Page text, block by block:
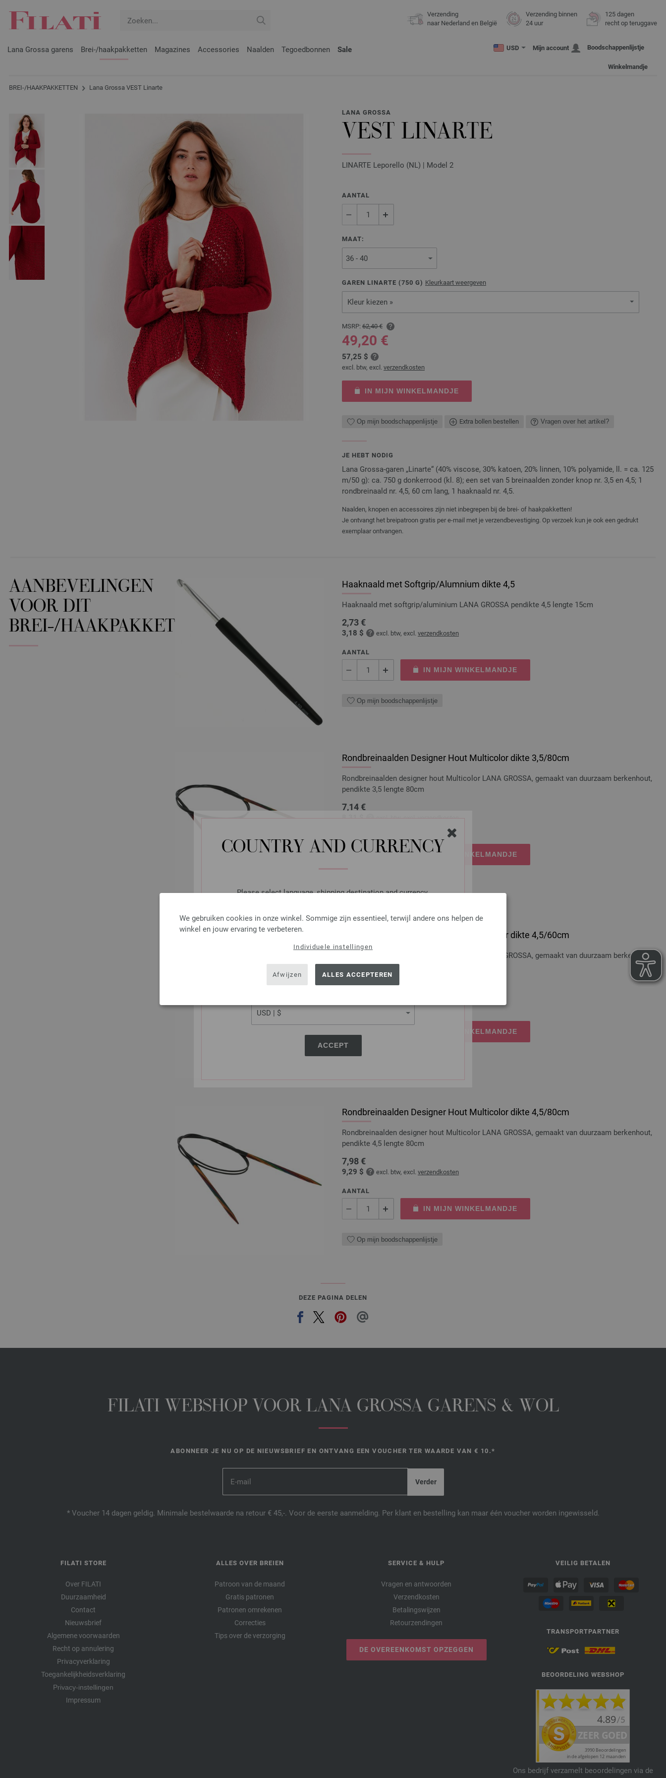
COUNTRY AND CURRENCY
Please select language, shipping destination and currency.
SHIPPING TO
USA - The United States of America
ACCEPT
We gebruiken cookies in onze winkel. Sommige zijn essentieel, terwijl andere ons helpen de
winkel en jouw ervaring te verbeteren.
Individuele instellingen
Afwijzen ALLES ACCEPTEREN
Verzending
naar Nederland en België
Verzending binnen
24 uur
125 dagen
recht op teruggave
Lana Grossa garens Brei-/haakpakketten Magazines Accessories Naalden Tegoedbonnen Sale USD Mijn account Boodschappenlijstje
Winkelmandje
BREI-/HAAKPAKKETTEN Lana Grossa VEST Linarte
LANA GROSSA
VEST LINARTE
LINARTE Leporello (NL) | Model 2
AANTAL
MAAT:
GAREN LINARTE (750 G) Kleurkaart weergeven
Kleur kiezen »
MSRP: 62,40 €
49,20 €
57,25 $
excl. btw, excl. verzendkosten
IN MIJN WINKELMANDJE
Op mijn boodschappenlijstje Extra bollen bestellen Vragen over het artikel?
JE HEBT NODIG
Lana Grossa-garen „Linarte“ (40% viscose, 30% katoen, 20% linnen, 10% polyamide, ll. = ca. 125
m/50 g): ca. 750 g donkerrood (kl. 8); een set van 5 breinaalden zonder knop nr. 3,5 en 4,5; 1
rondbreinaald nr. 4,5, 60 cm lang, 1 haaknaald nr. 4,5.
Naalden, knopen en accessoires zijn niet inbegrepen bij de brei- of haakpakketten!
Je ontvangt het breipatroon gratis per e-mail met je verzendbevestiging. Op verzoek kun je ook een gedrukt
exemplaar ontvangen.
AANBEVELINGEN
VOOR DIT
BREI-/HAAKPAKKET
Haaknaald met Softgrip/Alumnium dikte 4,5
Haaknaald met softgrip/aluminium LANA GROSSA pendikte 4,5 lengte 15cm
2,73 €
3,18 $ excl. btw, excl. verzendkosten
AANTAL
IN MIJN WINKELMANDJE
Op mijn boodschappenlijstje
Rondbreinaalden Designer Hout Multicolor dikte 3,5/80cm
Rondbreinaalden designer hout Multicolor LANA GROSSA, gemaakt van duurzaam berkenhout,
pendikte 3,5 lengte 80cm
7,14 €
8,31 $ excl. btw, excl.verzendkosten
IN MIJN WINKELMANDJE
Rondbreinaalden Designer Hout Multicolor dikte 4,5/60cm
Rondbreinaalden designer hout Multicolor LANA GROSSA, gemaakt van duurzaam berkenhout,
pendikte 4,5 lengte 60cm
7,98 €
IN MIJN WINKELMANDJE
Rondbreinaalden Designer Hout Multicolor dikte 4,5/80cm
Rondbreinaalden designer hout Multicolor LANA GROSSA, gemaakt van duurzaam berkenhout,
pendikte 4,5 lengte 80cm
7,98 €
9,29 $ excl. btw, excl. verzendkosten
AANTAL
IN MIJN WINKELMANDJE
Op mijn boodschappenlijstje
DEZE PAGINA DELEN
FILATI WEBSHOP VOOR LANA GROSSA GARENS & WOL
ABONNEER JE NU OP DE NIEUWSBRIEF EN ONTVANG EEN VOUCHER TER WAARDE VAN € 10.*
* Voucher 14 dagen geldig. Minimale bestelwaarde na retour € 45,-. Voor de eerste aanmelding. Per klant en bestelling kan maar één voucher worden ingewisseld.
FILATI STORE
Over FILATI
Duurzaamheid
Contact
Nieuwsbrief
Algemene voorwaarden
Recht op annulering
Privacyverklaring
Toegankelijkheidsverklaring
Privacy-instellingen
Impressum
ALLES OVER BREIEN
Patroon van de maand
Gratis patronen
Patronen omrekenen
Correcties
Tips over de verzorging
SERVICE & HULP
Vragen en antwoorden
Verzendkosten
Betalingswijzen
Retourzendingen
DE OVEREENKOMST OPZEGGEN
VEILIG BETALEN
TRANSPORTPARTNER
BEOORDELING WEBSHOP
Ons bedrijf verzamelt beoordelingen via de